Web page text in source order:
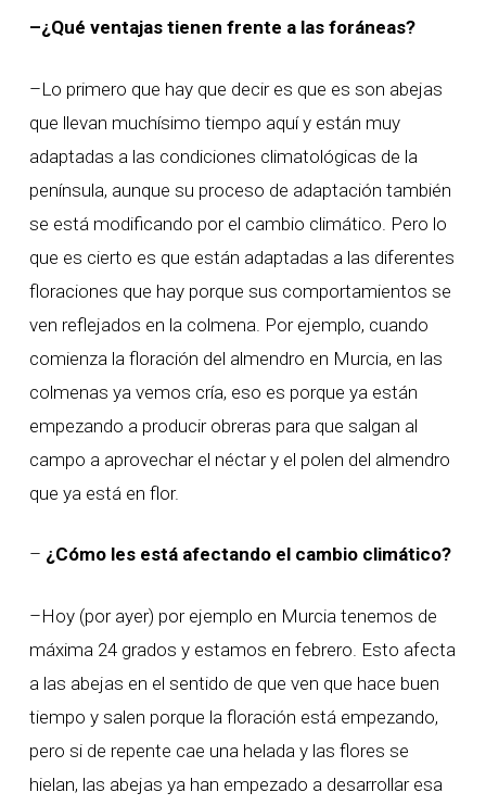
–¿Qué ventajas tienen frente a las foráneas?
–Lo primero que hay que decir es que es son abejas
que llevan muchísimo tiempo aquí y están muy
adaptadas a las condiciones climatológicas de la
península, aunque su proceso de adaptación también
se está modificando por el cambio climático. Pero lo
que es cierto es que están adaptadas a las diferentes
floraciones que hay porque sus comportamientos se
ven reflejados en la colmena. Por ejemplo, cuando
comienza la floración del almendro en Murcia, en las
colmenas ya vemos cría, eso es porque ya están
empezando a producir obreras para que salgan al
campo a aprovechar el néctar y el polen del almendro
que ya está en flor.
– ¿Cómo les está afectando el cambio climático?
–Hoy (por ayer) por ejemplo en Murcia tenemos de
máxima 24 grados y estamos en febrero. Esto afecta
a las abejas en el sentido de que ven que hace buen
tiempo y salen porque la floración está empezando,
pero si de repente cae una helada y las flores se
hielan, las abejas ya han empezado a desarrollar esa